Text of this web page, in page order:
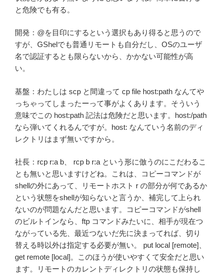
と危険でも有る。
開発：@を目印にするという選択もあり得ると思うので
すが、GShelでも普通リモートも自分だし、OSのユーザ
名で認証するとも限らないから、かかない可能性が高
い。
基盤：わたしは scp と間違って cp file host:path なんてや
っちゃってしまったーって事がよくあります。そういう
意味でこの host:path 記法は危険だと思います。host:/path
なら弾いてくれるんですが。host: なんていう名前のディ
レクトリはまず無いですから。
社長：rcp r:a b、 rcp b r:a という形に倣うのにこだわるこ
とも無いと思いますけどね。これは、コピーコマンドが
shellの外にあって、リモートホスト r の部分が何であるか
という状態をshellが知らないと言うか、補完して上られ
ないのが問題なんだと思います。コピーコマンドがshell
のビルトインなら、ftp コマンドみたいに、相手が現在つ
ながっている先、最近つないだ先に決まってれば、切り
替える時以外は指定する必要が無い。 put local [remote]、
get remote [local]。このほうが使いやすくて安全だと思い
ます。リモートのカレントディレクトリの状態も保持し